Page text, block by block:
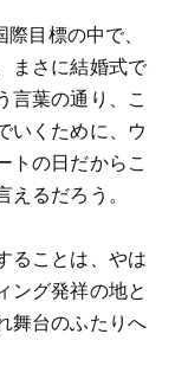
目標の中で、
まさに結婚式で
言葉の通り、こ
いくために、ウ
トの日だからこ
るだろう。
ることは、やは
ング発祥の地と
舞台のふたりへ